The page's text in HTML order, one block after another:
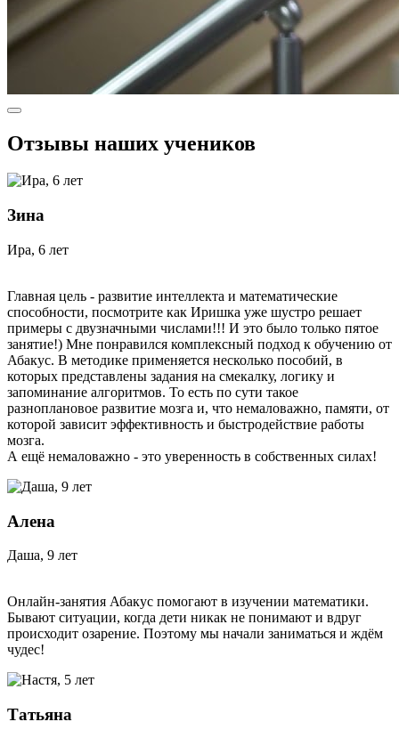
Отзывы наших учеников
Зина
Ира, 6 лет
Главная цель - развитие интеллекта и математические
способности, посмотрите как Иришка уже шустро решает
примеры с двузначными числами!!! И это было только пятое
занятие!) Мне понравился комплексный подход к обучению от
Абакус. В методике применяется несколько пособий, в
которых представлены задания на смекалку, логику и
запоминание алгоритмов. То есть по сути такое
разноплановое развитие мозга и, что немаловажно, памяти, от
которой зависит эффективность и быстродействие работы
мозга.
А ещё немаловажно - это уверенность в собственных силах!
Алена
Даша, 9 лет
Онлайн-занятия Абакус помогают в изучении математики.
Бывают ситуации, когда дети никак не понимают и вдруг
происходит озарение. Поэтому мы начали заниматься и ждём
чудес!
Татьяна